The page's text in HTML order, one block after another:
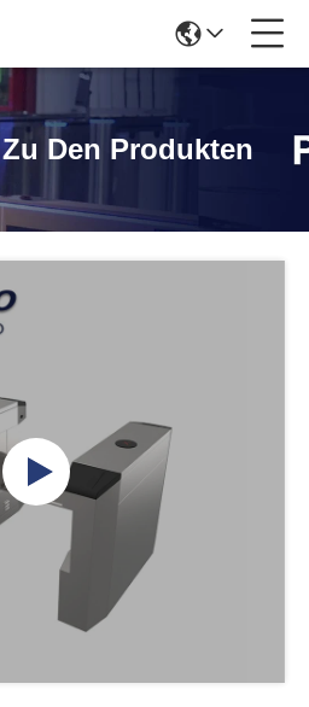
Den Produkten